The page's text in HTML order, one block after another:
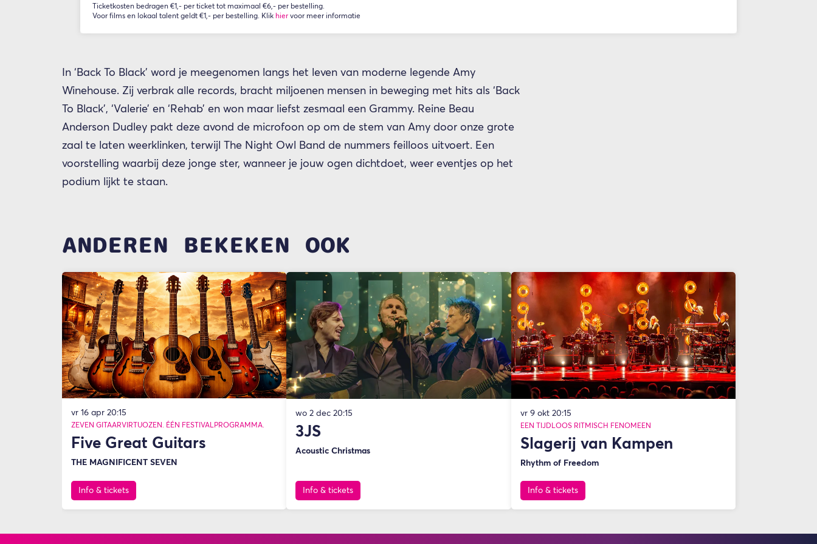
Ticketkosten bedragen €1,- per ticket tot maximaal €6,- per bestelling.
Voor films en lokaal talent geldt €1,- per bestelling. Klik hier voor meer informatie
In ‘Back To Black’ word je meegenomen langs het leven van moderne legende Amy
Winehouse. Zij verbrak alle records, bracht miljoenen mensen in beweging met hits als ‘Back
To Black’, ‘Valerie’ en ‘Rehab’ en won maar liefst zesmaal een Grammy. Reine Beau
Anderson Dudley pakt deze avond de microfoon op om de stem van Amy door onze grote
zaal te laten weerklinken, terwijl The Night Owl Band de nummers feilloos uitvoert. Een
voorstelling waarbij deze jonge ster, wanneer je jouw ogen dichtdoet, weer eventjes op het
podium lijkt te staan.
ANDEREN BEKEKEN OOK
Five Great Guitars
THE MAGNIFICENT SEVEN
ZEVEN GITAARVIRTUOZEN. ÉÉN FESTIVALPROGRAMMA.
vr 16 apr 20:15
Info & tickets
3JS
Acoustic Christmas
wo 2 dec20:15
Info & tickets
Slagerij van Kampen
Rhythm of Freedom
EEN TIJDLOOS RITMISCH FENOMEEN
vr 9 okt 20:15
Info & tickets